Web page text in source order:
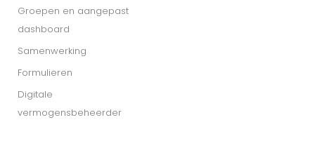
Groepen en aangepast
dashboard
Samenwerking
Formulieren
Digitale
vermogensbeheerder